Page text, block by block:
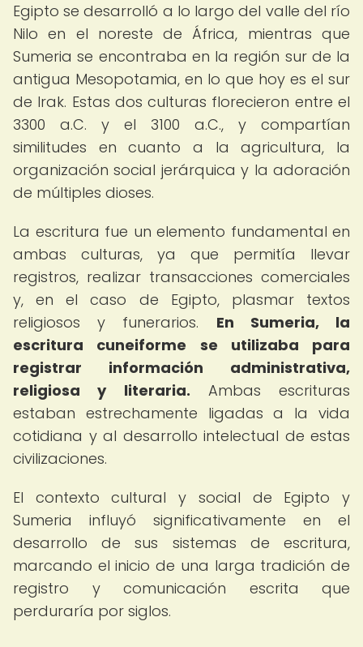
Egipto se desarrolló a lo largo del valle del río
Nilo en el noreste de África, mientras que
Sumeria se encontraba en la región sur de la
antigua Mesopotamia, en lo que hoy es el sur
de Irak. Estas dos culturas florecieron entre el
3300 a.C. y el 3100 a.C., y compartían
similitudes en cuanto a la agricultura, la
organización social jerárquica y la adoración
de múltiples dioses.
La escritura fue un elemento fundamental en
ambas culturas, ya que permitía llevar
registros, realizar transacciones comerciales
y, en el caso de Egipto, plasmar textos
religiosos y funerarios. En Sumeria, la
escritura cuneiforme se utilizaba para
registrar información administrativa,
religiosa y literaria. Ambas escrituras
estaban estrechamente ligadas a la vida
cotidiana y al desarrollo intelectual de estas
civilizaciones.
El contexto cultural y social de Egipto y
Sumeria influyó significativamente en el
desarrollo de sus sistemas de escritura,
marcando el inicio de una larga tradición de
registro y comunicación escrita que
perduraría por siglos.